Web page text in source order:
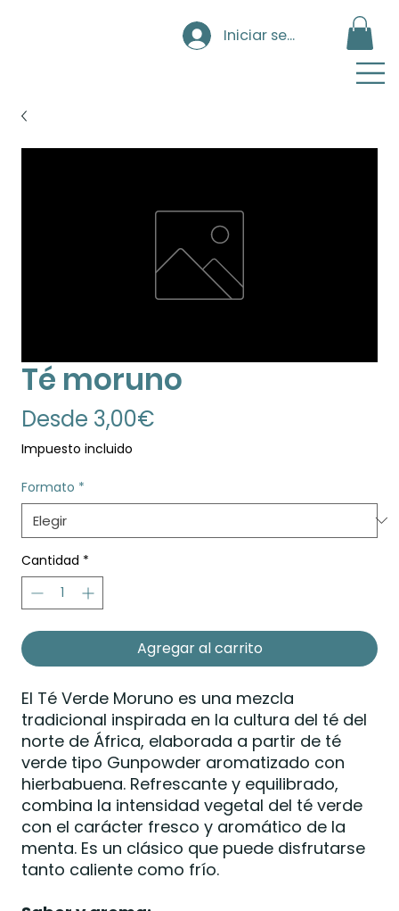
Iniciar sesión
Té moruno
Desde 3,00€Precio
Impuesto incluido
Formato *
Cantidad *
Agregar al carrito
El Té Verde Moruno es una mezcla
tradicional inspirada en la cultura del té del
norte de África, elaborada a partir de té
verde tipo Gunpowder aromatizado con
hierbabuena. Refrescante y equilibrado,
combina la intensidad vegetal del té verde
con el carácter fresco y aromático de la
menta. Es un clásico que puede disfrutarse
tanto caliente como frío.